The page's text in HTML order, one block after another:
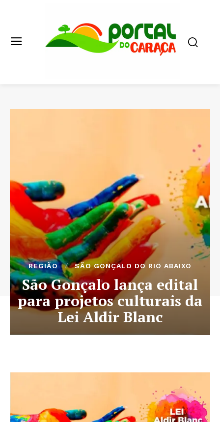
REGIÃO SÃO GONÇALO DO RIO ABAIXO
São Gonçalo lança edital
para projetos culturais da
Lei Aldir Blanc